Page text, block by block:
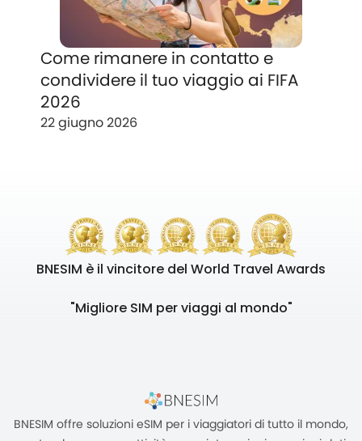
Come rimanere in contatto e
condividere il tuo viaggio ai FIFA
2026
22 giugno 2026
BNESIM è il vincitore del World Travel Awards
"Migliore SIM per viaggi al mondo"
BNESIM offre soluzioni eSIM per i viaggiatori di tutto il mondo,